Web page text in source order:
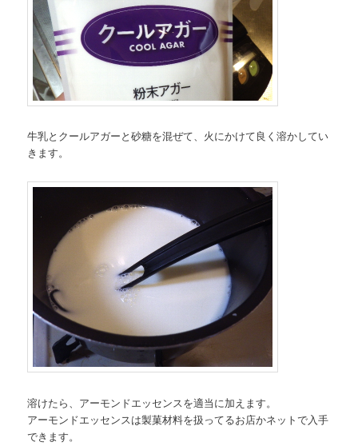
牛乳とクールアガーと砂糖を混ぜて、火にかけて良く溶かしてい
きます。
溶けたら、アーモンドエッセンスを適当に加えます。
アーモンドエッセンスは製菓材料を扱ってるお店かネットで入手
できます。